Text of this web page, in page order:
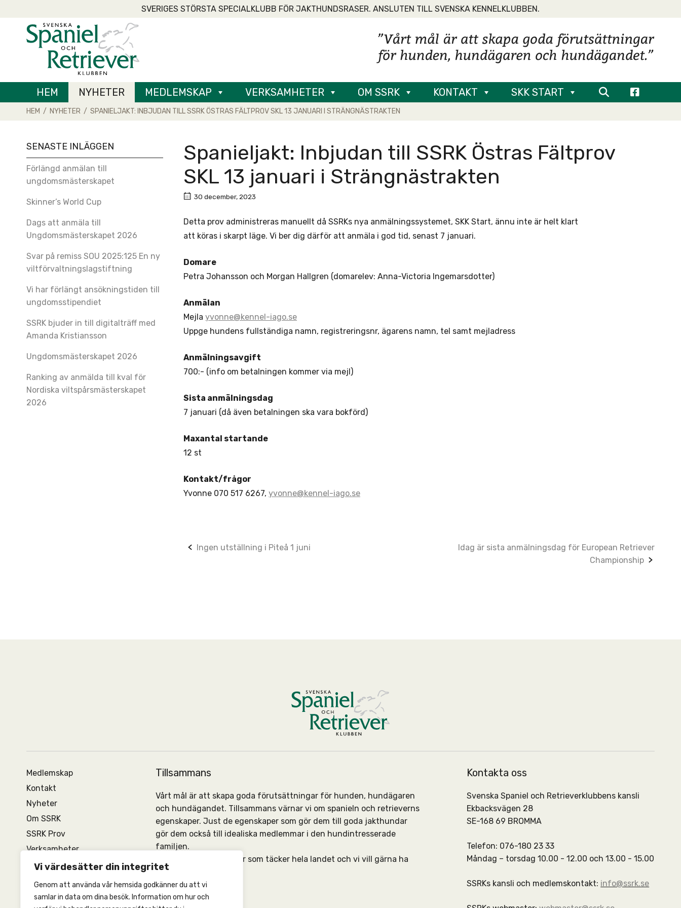
Vi värdesätter din integritet
Genom att använda vår hemsida godkänner du att vi
samlar in data om dina besök. Information om hur och
to
content
SVERIGES STÖRSTA SPECIALKLUBB FÖR JAKTHUNDSRASER. ANSLUTEN TILL SVENSKA KENNELKLUBBEN.
Home
HEM NYHETER MEDLEMSKAP VERKSAMHETER OM SSRK KONTAKT SKK START
HEM / NYHETER / SPANIELJAKT: INBJUDAN TILL SSRK ÖSTRAS FÄLTPROV SKL 13 JANUARI I STRÄNGNÄSTRAKTEN
Spanieljakt: Inbjudan till SSRK Östras Fältprov
SKL 13 januari i Strängnästrakten
30 december, 2023
Detta prov administreras manuellt då SSRKs nya anmälningssystemet, SKK Start, ännu inte är helt klart
att köras i skarpt läge. Vi ber dig därför att anmäla i god tid, senast 7 januari.
Domare
Petra Johansson och Morgan Hallgren (domarelev: Anna-Victoria Ingemarsdotter)
Anmälan
Mejla yvonne@kennel-iago.se
Uppge hundens fullständiga namn, registreringsnr, ägarens namn, tel samt mejladress
Anmälningsavgift
700:- (info om betalningen kommer via mejl)
Sista anmälningsdag
7 januari (då även betalningen ska vara bokförd)
Maxantal startande
12 st
Kontakt/frågor
Yvonne 070 517 6267, yvonne@kennel-iago.se
Post
Ingen utställning i Piteå 1 juni
Idag är sista anmälningsdag för European Retriever
Championship
SENASTE INLÄGGEN
Förlängd anmälan till
ungdomsmästerskapet
Skinner’s World Cup
Dags att anmäla till
Ungdomsmästerskapet 2026
Svar på remiss SOU 2025:125 En ny
viltförvaltningslagstiftning
Vi har förlängt ansökningstiden till
ungdomsstipendiet
SSRK bjuder in till digitalträff med
Amanda Kristiansson
Ungdomsmästerskapet 2026
Ranking av anmälda till kval för
Nordiska viltspårsmästerskapet
2026
Medlemskap
Kontakt
Nyheter
Om SSRK
SSRK Prov
Verksamheter
Tillsammans
Vårt mål är att skapa goda förutsättningar för hunden, hundägaren
och hundägandet. Tillsammans värnar vi om spanieln och retrieverns
egenskaper. Just de egenskaper som gör dem till goda jakthundar
gör dem också till idealiska medlemmar i den hundintresserade
familjen.
Vi finns i 14 avdelningar som täcker hela landet och vi vill gärna ha
dig som medlem.
Kontakta oss
Svenska Spaniel och Retrieverklubbens kansli
Ekbacksvägen 28
SE-168 69 BROMMA
Telefon: 076-180 23 33
Måndag – torsdag 10.00 - 12.00 och 13.00 - 15.00
SSRKs kansli och medlemskontakt: info@ssrk.se